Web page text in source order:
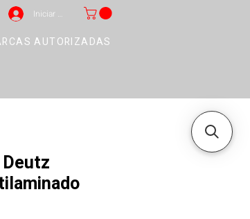
Iniciar sesión
AUTORIZADAS